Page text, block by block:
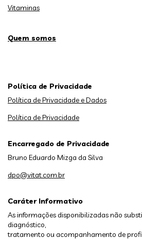
Vitaminas
Quem somos
Caráter Informativo
As informações disponibilizadas não
diagnóstico,
tratamento ou acompanhamento de
Política de Privacidade
Política de Privacidade e Dados
Política de Privacidade
Encarregado de Privacidade
Bruno Eduardo Mizga da Silva
dpo@vitat.com.br